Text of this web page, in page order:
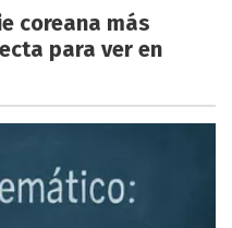
coreana más
para ver en